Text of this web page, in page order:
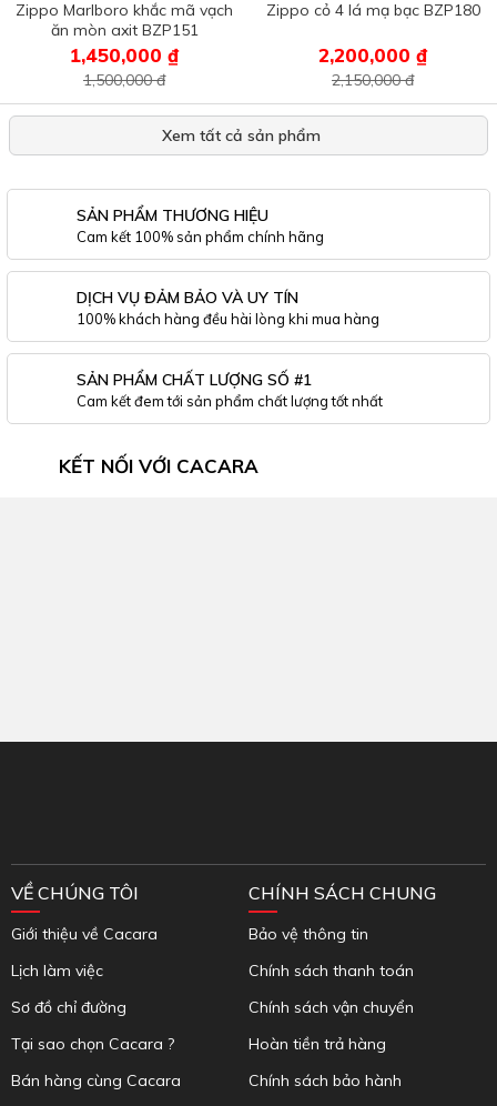
Zippo Marlboro khắc mã vạch
ăn mòn axit BZP151
1,450,000 ₫
1,500,000 đ
Zippo cỏ 4 lá mạ bạc BZP180
2,200,000 ₫
2,150,000 đ
Xem tất cả sản phẩm
SẢN PHẨM THƯƠNG HIỆU
Cam kết 100% sản phẩm chính hãng
DỊCH VỤ ĐẢM BẢO VÀ UY TÍN
100% khách hàng đều hài lòng khi mua hàng
SẢN PHẨM CHẤT LƯỢNG SỐ #1
Cam kết đem tới sản phẩm chất lượng tốt nhất
KẾT NỐI VỚI CACARA
VỀ CHÚNG TÔI
Giới thiệu về Cacara
Lịch làm việc
Sơ đồ chỉ đường
Tại sao chọn Cacara ?
Bán hàng cùng Cacara
CHÍNH SÁCH CHUNG
Bảo vệ thông tin
Chính sách thanh toán
Chính sách vận chuyển
Hoàn tiền trả hàng
Chính sách bảo hành